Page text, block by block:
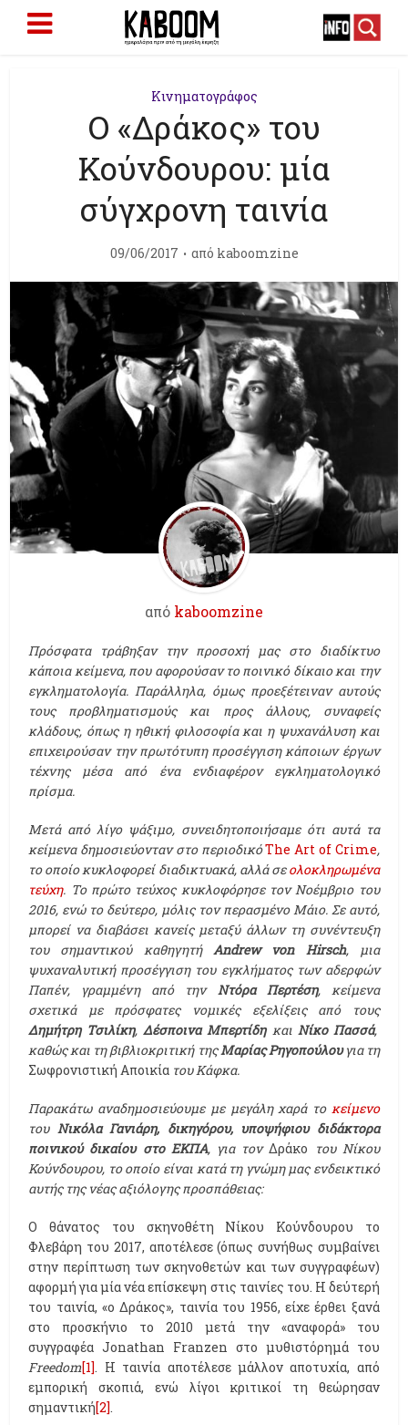
Κινηματογράφος
Ο «Δράκος» του
Κούνδουρου: μία
σύγχρονη ταινία
09/06/2017 από kaboomzine
από kaboomzine
Πρόσφατα τράβηξαν την προσοχή μας στο διαδίκτυο
κάποια κείμενα, που αφορούσαν το ποινικό δίκαιο και την
εγκληματολογία. Παράλληλα, όμως προεξέτειναν αυτούς
τους προβληματισμούς και προς άλλους, συναφείς
κλάδους, όπως η ηθική φιλοσοφία και η ψυχανάλυση και
επιχειρούσαν την πρωτότυπη προσέγγιση κάποιων έργων
τέχνης μέσα από ένα ενδιαφέρον εγκληματολογικό
πρίσμα.
Μετά από λίγο ψάξιμο, συνειδητοποιήσαμε ότι αυτά τα
κείμενα δημοσιεύονταν στο περιοδικό The Art of Crime,
το οποίο κυκλοφορεί διαδικτυακά, αλλά σεολοκληρωμένα
τεύχη. Το πρώτο τεύχος κυκλοφόρησε τον Νοέμβριο του
2016, ενώ το δεύτερο, μόλις τον περασμένο Μάιο. Σε αυτό,
μπορεί να διαβάσει κανείς μεταξύ άλλων τη συνέντευξη
του σημαντικού καθηγητήAndrew von Hirsch, μια
ψυχαναλυτική προσέγγιση του εγκλήματος των αδερφών
Παπέν, γραμμένη από την Ντόρα Περτέση, κείμενα
σχετικά με πρόσφατες νομικές εξελίξεις από τους
Δημήτρη Τσιλίκη,Δέσποινα Μπερτίδηκαι Νίκο Πασσά,
καθώς και τη βιβλιοκριτική τηςΜαρίας Ρηγοπούλουγια τη
Σωφρονιστική Αποικία του Κάφκα.
Παρακάτω αναδημοσιεύουμε με μεγάλη χαρά το κείμενο
του Νικόλα Γανιάρη, δικηγόρου, υποψήφιου διδάκτορα
ποινικού δικαίου στο ΕΚΠΑ, για τονΔράκο του Νίκου
Κούνδουρου, το οποίο είναι κατά τη γνώμη μας ενδεικτικό
αυτής της νέας αξιόλογης προσπάθειας:
Ο θάνατος του σκηνοθέτη Νίκου Κούνδουρου το
Φλεβάρη του 2017, αποτέλεσε (όπως συνήθως συμβαίνει
στην περίπτωση των σκηνοθετών και των συγγραφέων)
αφορμή για μία νέα επίσκεψη στις ταινίες του. Η δεύτερή
του ταινία, «ο Δράκος», ταινία του 1956, είχε έρθει ξανά
στο προσκήνιο το 2010 μετά την «αναφορά» του
συγγραφέα Jonathan Franzen στο μυθιστόρημά του
Freedom[1]. Η ταινία αποτέλεσε μάλλον αποτυχία, από
εμπορική σκοπιά, ενώ λίγοι κριτικοί τη θεώρησαν
σημαντική[2].